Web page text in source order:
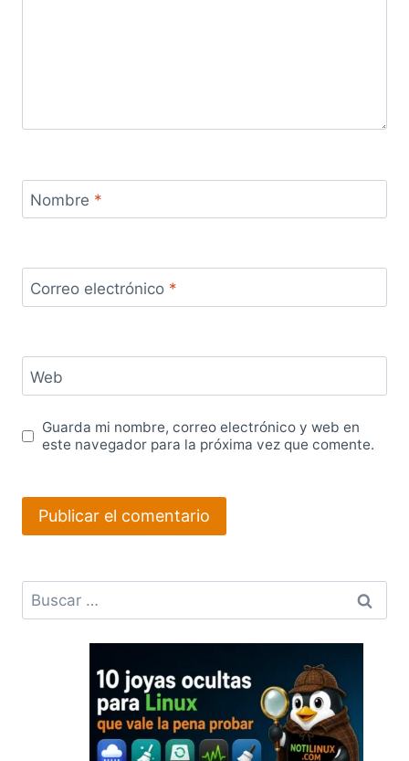
Nombre *
Correo electrónico *
Web
Guarda mi nombre, correo electrónico y web en
este navegador para la próxima vez que comente.
Buscar: